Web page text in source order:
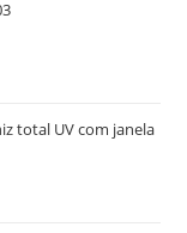
total UV com janela